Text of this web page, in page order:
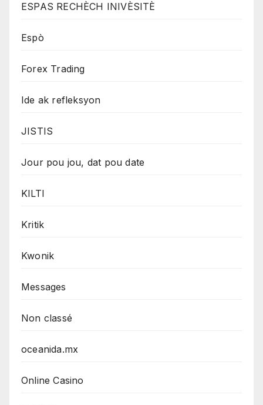
ESPAS RECHÈCH INIVÈSITÈ
Espò
Forex Trading
Ide ak refleksyon
JISTIS
Jour pou jou, dat pou date
KILTI
Kritik
Kwonik
Messages
Non classé
oceanida.mx
Online Casino